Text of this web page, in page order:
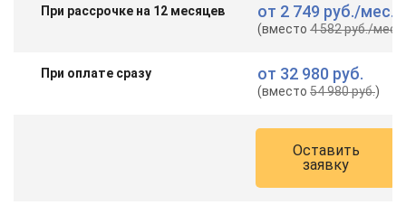
При рассрочке на 12 месяцев от 2 749 руб./мес.
(вместо4 582 руб./мес.
При оплате сразу от 32 980 руб.
(вместо54 980 руб.)
Оставить
заявку